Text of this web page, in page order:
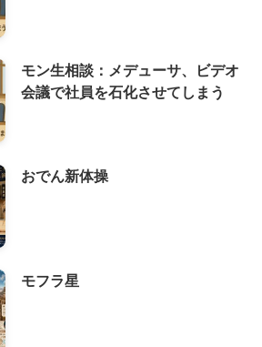
モン生相談：メデューサ、ビデオ
会議で社員を石化させてしまう
おでん新体操
モフラ星